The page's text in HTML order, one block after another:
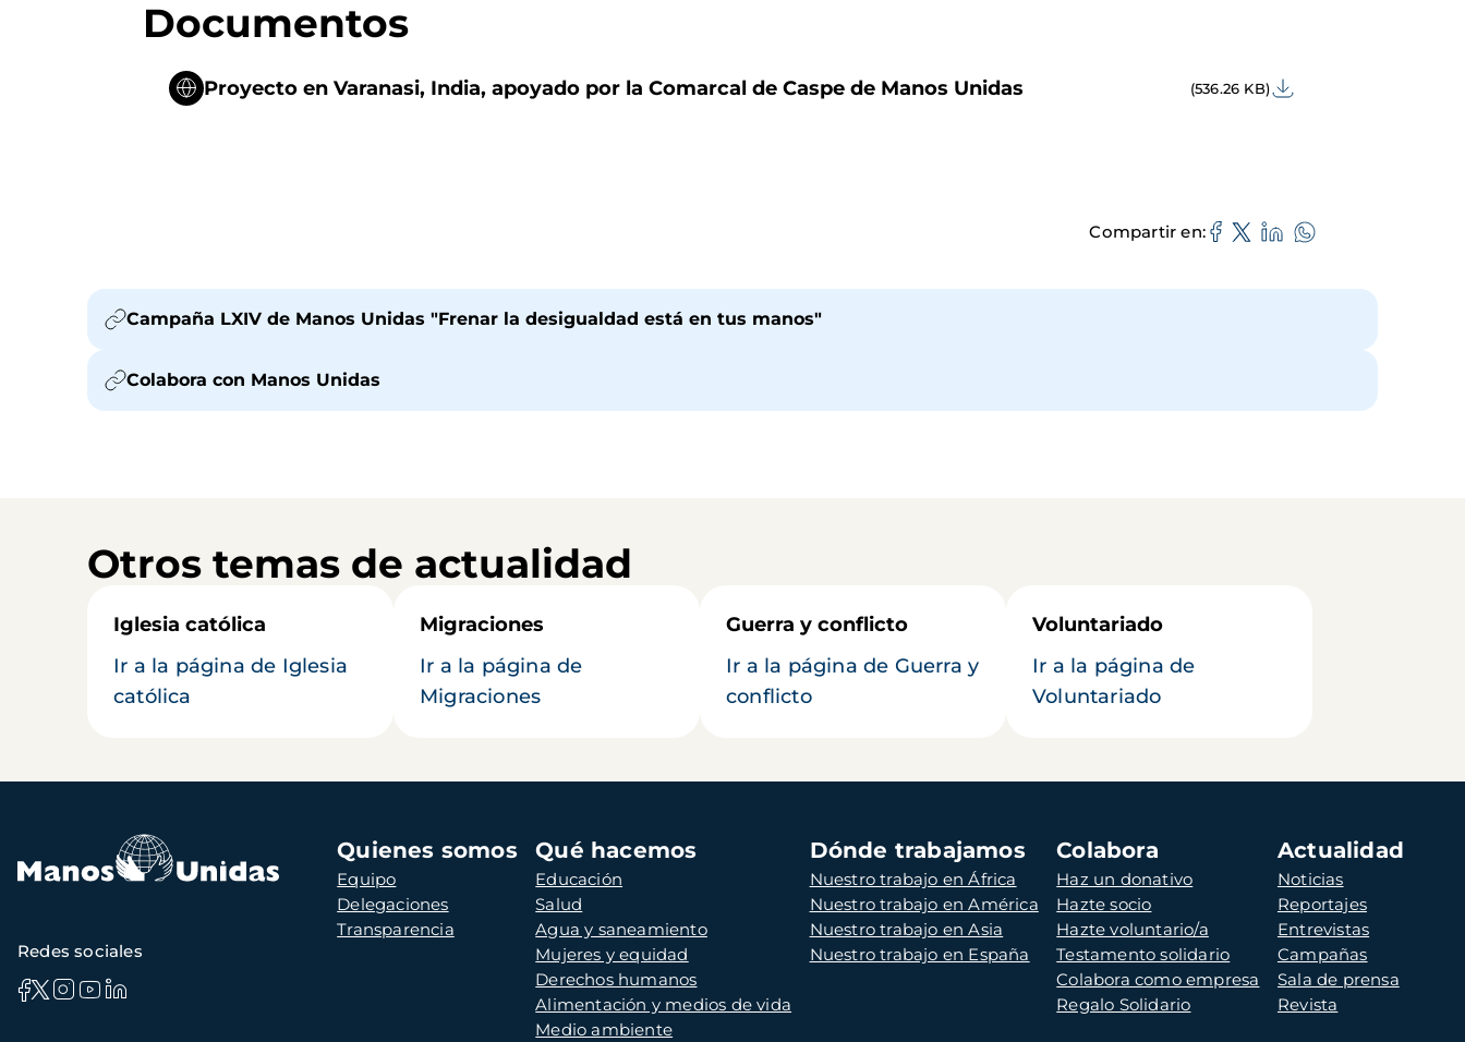
Documentos
Proyecto en Varanasi, India, apoyado por la Comarcal de Caspe de Manos Unidas (536.26 KB)
Compartir en
Campaña LXIV de Manos Unidas "Frenar la desigualdad está en tus manos"
Colabora con Manos Unidas
Otros temas de actualidad
Iglesia católica
Ir a la página de Iglesia
católica
Migraciones
Ir a la página de
Migraciones
Guerra y conflicto
Ir a la página de Guerra y
conflicto
Voluntariado
Ir a la página de
Voluntariado
Navegación
principal
Quienes somos
Equipo
Delegaciones
Transparencia
Qué hacemos
Educación
Salud
Agua y saneamiento
Mujeres y equidad
Derechos humanos
Alimentación y medios de vida
Medio ambiente
Dónde trabajamos
Nuestro trabajo en África
Nuestro trabajo en América
Nuestro trabajo en Asia
Nuestro trabajo en España
Colabora
Haz un donativo
Hazte socio
Hazte voluntario/a
Testamento solidario
Colabora como empresa
Regalo Solidario
Actualidad
Noticias
Reportajes
Entrevistas
Campañas
Sala de prensa
Revista
Redes sociales